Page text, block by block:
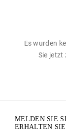
Es wurden
Sie jetzt
MELDEN SIE
ERHALTEN SIE